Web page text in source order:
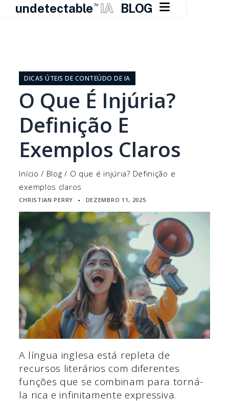
undetectable TM IA BLOG 
conteúdo
DICAS ÚTEIS DE CONTEÚDO DE IA
O Que É Injúria?
Definição E
Exemplos Claros
Início / Blog / O que é injúria? Definição e
exemplos claros
CHRISTIAN PERRY ▪ DEZEMBRO 11, 2025
A língua inglesa está repleta de
recursos literários com diferentes
funções que se combinam para torná-
la rica e infinitamente expressiva.